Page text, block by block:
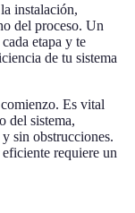
instalación,
del proceso. Un
etapa y te
de tu sistema
Es vital
del sistema,
sin obstrucciones.
requiere un